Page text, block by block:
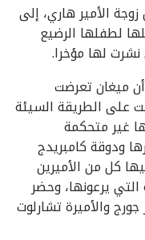
الأمير هاري، إلى
لطفلها الرضيع
لها مؤخرا.
ميغان تعرضت
على الطريقة السيئة
غير متحكمة
ودوقة كامبريدج
كل من الأميرين
يرعونها، وحضر
جورج والأميرة تشارلوت